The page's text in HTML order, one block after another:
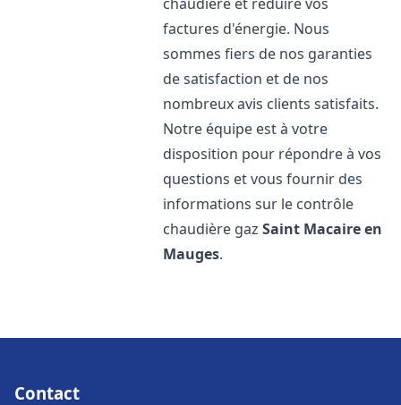
factures d'énergie. Nous
sommes fiers de nos garanties
de satisfaction et de nos
nombreux avis clients satisfaits.
Notre équipe est à votre
disposition pour répondre à vos
questions et vous fournir des
informations sur le contrôle
chaudière gazSaint Macaire en
Mauges.
Contact